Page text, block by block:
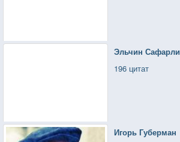
Эльчин Сафарли
196 цитат
Игорь Губерман